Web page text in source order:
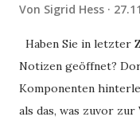
Von Sigrid Hess
Haben Sie in letzter
Notizen geöffnet?
Komponenten
als das, was zuvor